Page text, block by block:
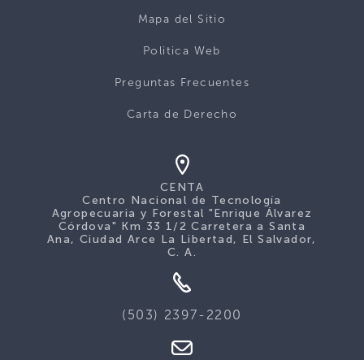
Mapa del Sitio
Politica Web
Preguntas Frecuentes
Carta de Derecho
CENTA
Centro Nacional de Tecnología
Agropecuaria y Forestal "Enrique Álvarez
Córdova" Km 33 1/2 Carretera a Santa
Ana, Ciudad Arce La Libertad, El Salvador,
C. A.
(503) 2397-2200